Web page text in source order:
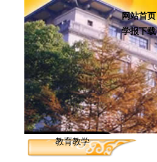
网站首页
学报下载
教育教学